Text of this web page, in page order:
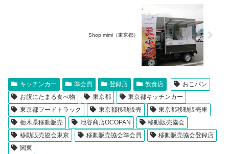
Shop mimi（東京都）
キッチンカー 準会員 登録店 飲食店
おこパン
お腹にたまる食べ物
東京都
東京都キッチンカー
東京都フードトラック
東京都移動販売
東京都移動販売車
栃木県移動販売
池谷商店OCOPAN
移動販売協会
移動販売協会東京
移動販売協会準会員
移動販売協会登録店
関東